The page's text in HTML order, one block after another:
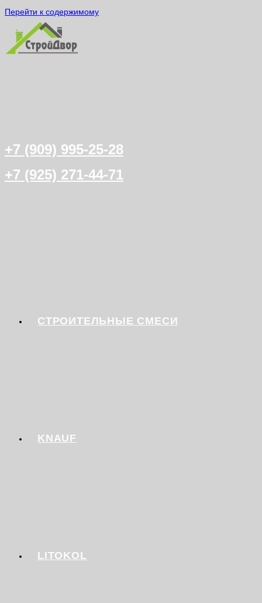
Перейти к содержимому
+7 (909) 995-25-28
+7 (925) 271-44-71
СТРОИТЕЛЬНЫЕ СМЕСИ
KNAUF
LITOKOL